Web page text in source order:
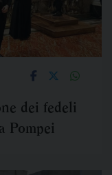
dei fedeli
Pompei